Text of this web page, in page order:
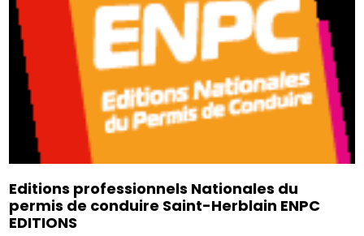
Editions professionnels Nationales du
permis de conduire Saint-Herblain ENPC
EDITIONS